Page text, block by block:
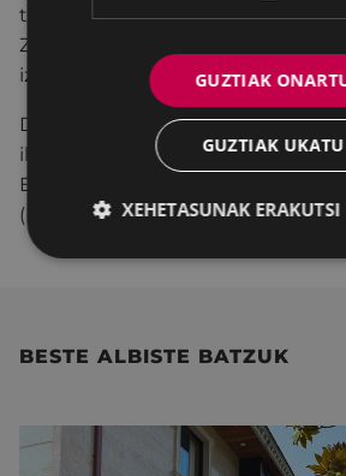
transmisioa eta aholkularitza
Zenbatekoa diruz lagungarriak
izango da, gehienez ere 6.000
Diru-laguntza hauek eskatzeko
ildoetan— 2017ko abenduaren
Eskariak Pegoran entregatu
(Herritarren Zerbitzurak Bulegoa).
BESTE ALBISTE BATZUK
GUZTIAK
GUZTIAK UKATU
XEHETASUNAK ERAKUTSI